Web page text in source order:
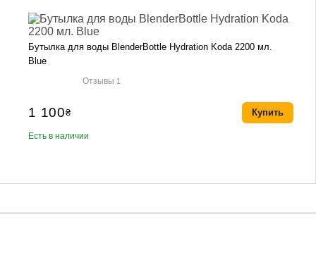
Бутылка для воды BlenderBottle Hydration Koda 2200 мл.
Blue
Отзывы 1
1 100₴
Есть в наличии
Купить